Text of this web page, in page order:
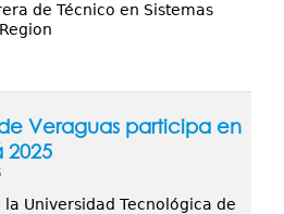
de Técnico en Sistemas
Veraguas participa en
2025
la Universidad Tecnológica de